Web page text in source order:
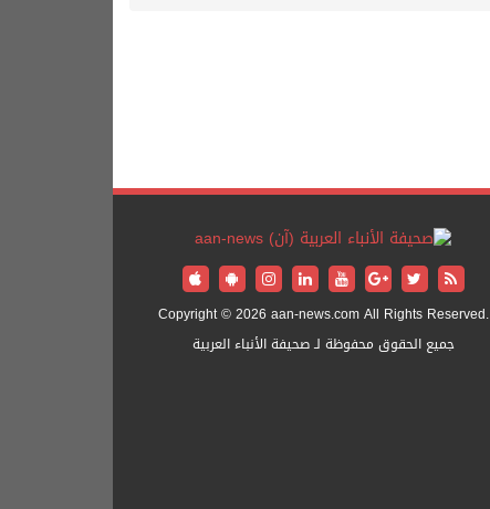
Copyright © 2026 aan-news.com All Rights Reserved.
جميع الحقوق محفوظة لـ صحيفة الأنباء العربية